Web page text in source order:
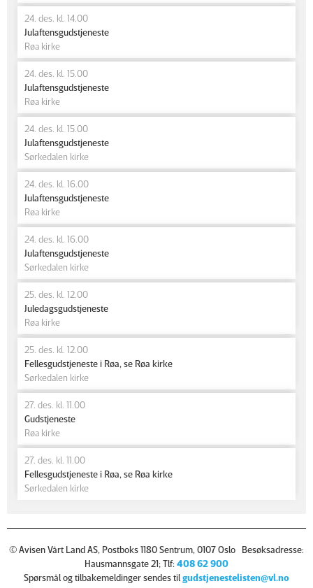
24. des. kl. 14.00
Julaftensgudstjeneste
Røa kirke
24. des. kl. 15.00
Julaftensgudstjeneste
Røa kirke
24. des. kl. 15.00
Julaftensgudstjeneste
Sørkedalen kirke
24. des. kl. 16.00
Julaftensgudstjeneste
Røa kirke
24. des. kl. 16.00
Julaftensgudstjeneste
Sørkedalen kirke
25. des. kl. 12.00
Juledagsgudstjeneste
Røa kirke
25. des. kl. 12.00
Fellesgudstjeneste i Røa, se Røa kirke
Sørkedalen kirke
27. des. kl. 11.00
Gudstjeneste
Røa kirke
27. des. kl. 11.00
Fellesgudstjeneste i Røa, se Røa kirke
Sørkedalen kirke
© Avisen Vårt Land AS, Postboks 1180 Sentrum, 0107 Oslo Besøksadresse:
Hausmannsgate 21; Tlf: 408 62 900
Spørsmål og tilbakemeldinger sendes tilgudstjenestelisten@vl.no